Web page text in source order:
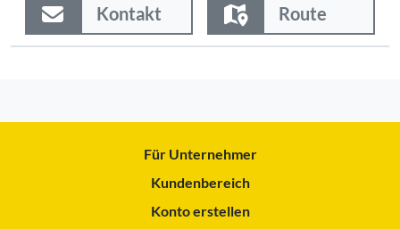
Kontakt Route
Für Unternehmer
Kundenbereich
Konto erstellen